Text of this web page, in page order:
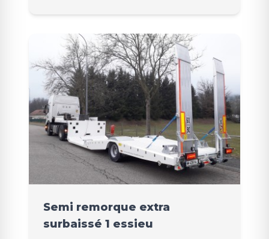
Semi remorque extra
surbaissé 1 essieu